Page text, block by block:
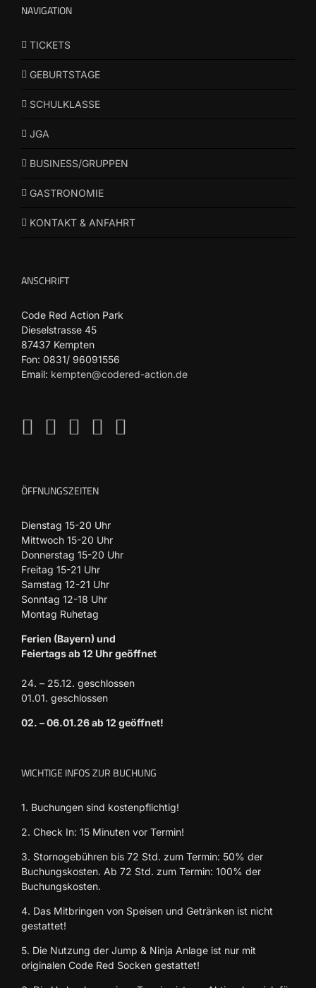
NAVIGATION
TICKETS
GEBURTSTAGE
SCHULKLASSE
JGA
BUSINESS/GRUPPEN
GASTRONOMIE
KONTAKT & ANFAHRT
ANSCHRIFT
Code Red Action Park
Dieselstrasse 45
87437 Kempten
Fon: 0831/ 96091556
Email: kempten@codered-action.de
ÖFFNUNGSZEITEN
Dienstag 15-20 Uhr
Mittwoch 15-20 Uhr
Donnerstag 15-20 Uhr
Freitag 15-21 Uhr
Samstag 12-21 Uhr
Sonntag 12-18 Uhr
Montag Ruhetag
Ferien (Bayern) und
Feiertags ab 12 Uhr geöffnet
24. – 25.12. geschlossen
01.01. geschlossen
02. – 06.01.26 ab 12 geöffnet!
WICHTIGE INFOS ZUR BUCHUNG
1. Buchungen sind kostenpflichtig!
2. Check In: 15 Minuten vor Termin!
3. Stornogebühren bis 72 Std. zum Termin: 50% der
Buchungskosten. Ab 72 Std. zum Termin: 100% der
Buchungskosten.
4. Das Mitbringen von Speisen und Getränken ist nicht
gestattet!
5. Die Nutzung der Jump & Ninja Anlage ist nur mit
originalen Code Red Socken gestattet!